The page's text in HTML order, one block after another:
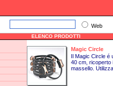
Web
ELENCO PRODOTTI
Magic Circle
Il Magic Circle é
40 cm, ricoperto
massello.